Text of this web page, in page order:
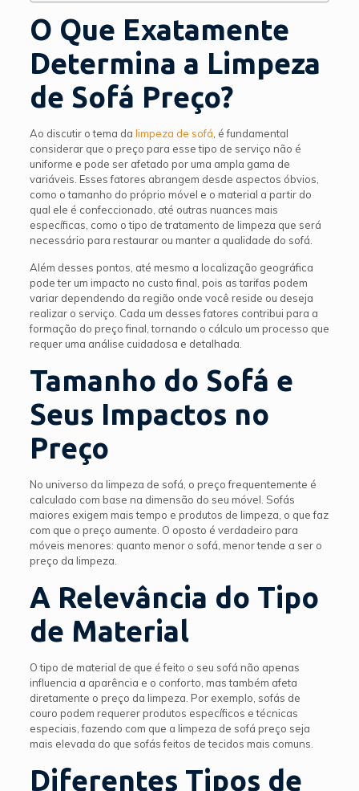
O Que Exatamente
Determina a Limpeza
de Sofá Preço?
Ao discutir o tema da limpeza de sofá, é fundamental
considerar que o preço para esse tipo de serviço não é
uniforme e pode ser afetado por uma ampla gama de
variáveis. Esses fatores abrangem desde aspectos óbvios,
como o tamanho do próprio móvel e o material a partir do
qual ele é confeccionado, até outras nuances mais
específicas, como o tipo de tratamento de limpeza que será
necessário para restaurar ou manter a qualidade do sofá.
Além desses pontos, até mesmo a localização geográfica
pode ter um impacto no custo final, pois as tarifas podem
variar dependendo da região onde você reside ou deseja
realizar o serviço. Cada um desses fatores contribui para a
formação do preço final, tornando o cálculo um processo que
requer uma análise cuidadosa e detalhada.
Tamanho do Sofá e
Seus Impactos no
Preço
No universo da limpeza de sofá, o preço frequentemente é
calculado com base na dimensão do seu móvel. Sofás
maiores exigem mais tempo e produtos de limpeza, o que faz
com que o preço aumente. O oposto é verdadeiro para
móveis menores: quanto menor o sofá, menor tende a ser o
preço da limpeza.
A Relevância do Tipo
de Material
O tipo de material de que é feito o seu sofá não apenas
influencia a aparência e o conforto, mas também afeta
diretamente o preço da limpeza. Por exemplo, sofás de
couro podem requerer produtos específicos e técnicas
especiais, fazendo com que a limpeza de sofá preço seja
mais elevada do que sofás feitos de tecidos mais comuns.
Diferentes Tipos de